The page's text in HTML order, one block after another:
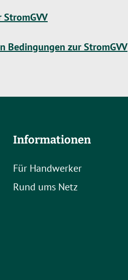
Bedingungen zur StromGVV
Informationen
Für Handwerker
Rund ums Netz